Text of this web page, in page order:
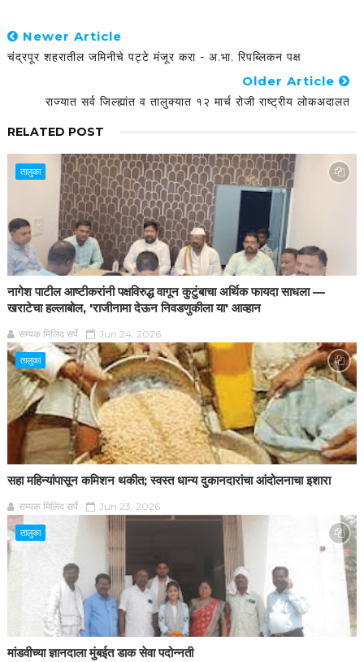
Newer Article
चंद्रपूर शहरातील जमिनीचे पट्टे मंजूर करा - अ.भा. रिपब्लिकन पक्ष
Older Article
राज्यात सर्व जिल्ह्यांत व तालुक्यात १२ मार्च रोजी राष्ट्रीय लोकअदालत
RELATED POST
तालुका
नागेश पाटील आष्टीकरांनी पक्षविरुद्ध वागून कुटुंबाचा अर्थिक फायदा साधला —
खराटेचा हल्लाबोल, 'राजीनामा देऊन निवडणुकीला या' आव्हान
सम्यक मिलिंद सर्पे Jun 24, 2026
तालुका
सहा महिन्यांपासून कमिशन थकीत; स्वस्त धान्य दुकानदारांचा आंदोलनाचा इशारा
सम्यक मिलिंद सर्पे Jun 23, 2026
तालुका
मांडवीच्या ज्ञानदाला मुंबईत डाक सेवा पदोन्नती